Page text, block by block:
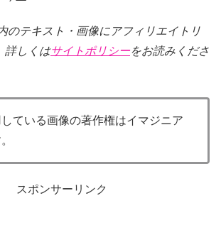
のテキスト・画像にアフィリエイトリ
詳しくはサイトポリシーをお読みくださ
ている画像の著作権はイマジニア
スポンサーリンク